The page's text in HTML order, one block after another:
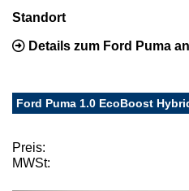
Standort
Details zum Ford Puma
Ford Puma 1.0 EcoBoost
Preis:
MWSt: